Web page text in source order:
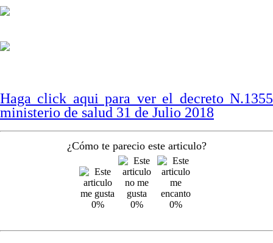
Haga click aqui para ver el decreto N.1355
ministerio de salud 31 de Julio 2018
¿Cómo te parecio este articulo?
0% 0% 0%